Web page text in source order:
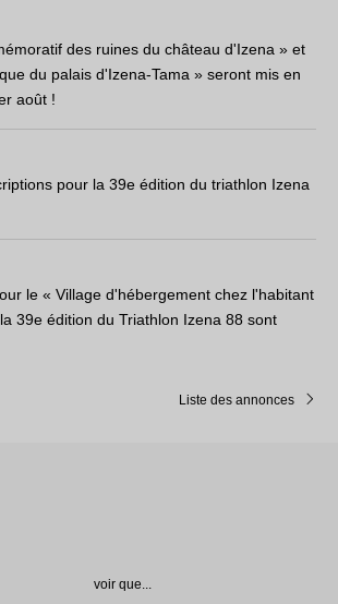
des ruines du château d'Izena » et
du palais d'Izena-Tama » seront mis en
août !
pour la 39e édition du triathlon Izena
le « Village d'hébergement chez l'habitant
39e édition du Triathlon Izena 88 sont
Liste des annonces
voir que...